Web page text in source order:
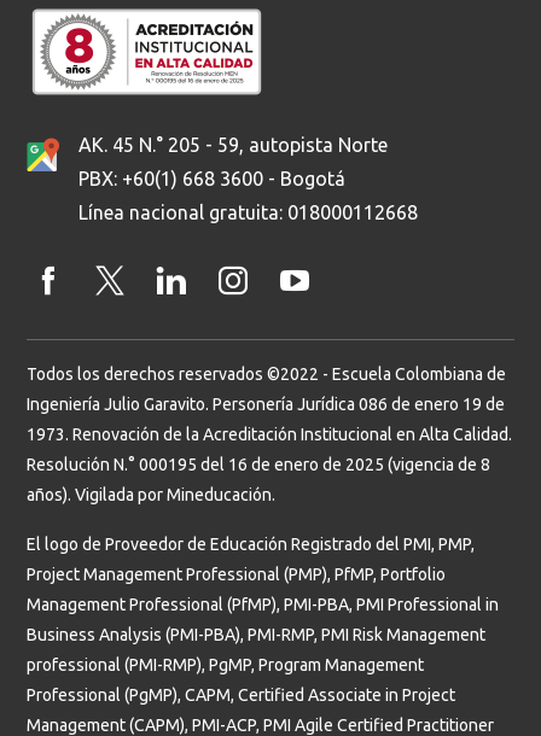
AK. 45 N.° 205 - 59, autopista Norte
PBX: +60(1) 668 3600 - Bogotá
Línea nacional gratuita: 018000112668
Todos los derechos reservados ©2022 - Escuela Colombiana de
Ingeniería Julio Garavito. Personería Jurídica 086 de enero 19 de
1973. Renovación de la Acreditación Institucional en Alta Calidad.
Resolución N.° 000195 del 16 de enero de 2025 (vigencia de 8
años). Vigilada por Mineducación.
El logo de Proveedor de Educación Registrado del PMI, PMP,
Project Management Professional (PMP), PfMP, Portfolio
Management Professional (PfMP), PMI-PBA, PMI Professional in
Business Analysis (PMI-PBA), PMI-RMP, PMI Risk Management
professional (PMI-RMP), PgMP, Program Management
Professional (PgMP), CAPM, Certified Associate in Project
Management (CAPM), PMI-ACP, PMI Agile Certified Practitioner